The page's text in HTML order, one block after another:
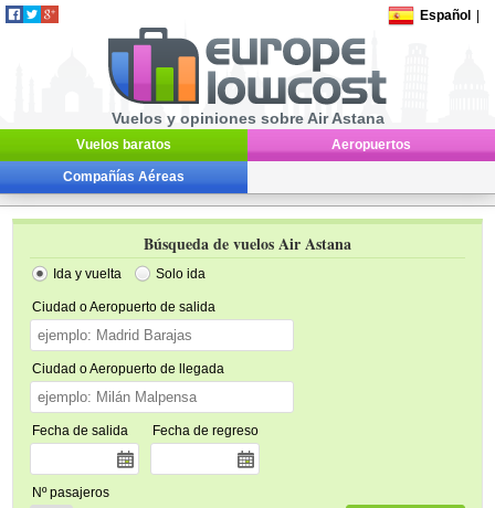
Español
Vuelos y opiniones sobre Air Astana
Vuelos baratos Aeropuertos
Compañías Aéreas
Búsqueda de vuelos Air Astana
Ida y vuelta Solo ida
Ciudad o Aeropuerto de salida
Ciudad o Aeropuerto de llegada
Fecha de salida Fecha de regreso
Nº pasajeros